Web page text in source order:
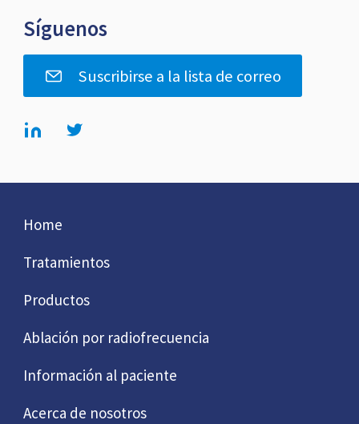
Síguenos
Suscribirse a la lista de correo
Home
Tratamientos
Productos
Ablación por radiofrecuencia
Información al paciente
Acerca de nosotros